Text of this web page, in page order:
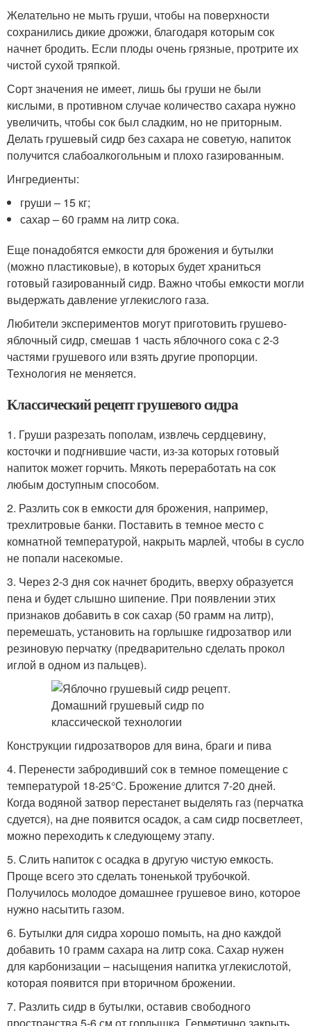
Желательно не мыть груши, чтобы на поверхности
сохранились дикие дрожжи, благодаря которым сок
начнет бродить. Если плоды очень грязные, протрите их
чистой сухой тряпкой.
Сорт значения не имеет, лишь бы груши не были
кислыми, в противном случае количество сахара нужно
увеличить, чтобы сок был сладким, но не приторным.
Делать грушевый сидр без сахара не советую, напиток
получится слабоалкогольным и плохо газированным.
Ингредиенты:
груши – 15 кг;
сахар – 60 грамм на литр сока.
Еще понадобятся емкости для брожения и бутылки
(можно пластиковые), в которых будет храниться
готовый газированный сидр. Важно чтобы емкости могли
выдержать давление углекислого газа.
Любители экспериментов могут приготовить грушево-
яблочный сидр, смешав 1 часть яблочного сока с 2-3
частями грушевого или взять другие пропорции.
Технология не меняется.
Классический рецепт грушевого сидра
1. Груши разрезать пополам, извлечь сердцевину,
косточки и подгнившие части, из-за которых готовый
напиток может горчить. Мякоть переработать на сок
любым доступным способом.
2. Разлить сок в емкости для брожения, например,
трехлитровые банки. Поставить в темное место с
комнатной температурой, накрыть марлей, чтобы в сусло
не попали насекомые.
3. Через 2-3 дня сок начнет бродить, вверху образуется
пена и будет слышно шипение. При появлении этих
признаков добавить в сок сахар (50 грамм на литр),
перемешать, установить на горлышке гидрозатвор или
резиновую перчатку (предварительно сделать прокол
иглой в одном из пальцев).
Конструкции гидрозатворов для вина, браги и пива
4. Перенести забродивший сок в темное помещение с
температурой 18-25°C. Брожение длится 7-20 дней.
Когда водяной затвор перестанет выделять газ (перчатка
сдуется), на дне появится осадок, а сам сидр посветлеет,
можно переходить к следующему этапу.
5. Слить напиток с осадка в другую чистую емкость.
Проще всего это сделать тоненькой трубочкой.
Получилось молодое домашнее грушевое вино, которое
нужно насытить газом.
6. Бутылки для сидра хорошо помыть, на дно каждой
добавить 10 грамм сахара на литр сока. Сахар нужен
для карбонизации – насыщения напитка углекислотой,
которая появится при вторичном брожении.
7. Разлить сидр в бутылки, оставив свободного